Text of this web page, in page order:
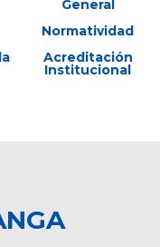
General
Normatividad
Acreditación
Institucional